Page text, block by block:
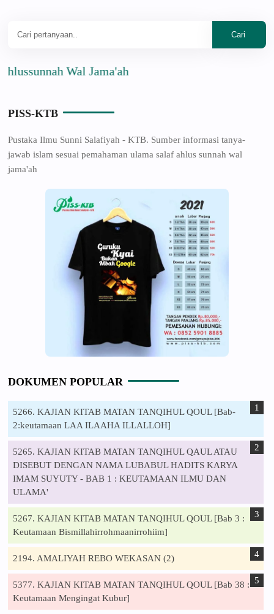
Wal Jama'ah
PISS-KTB
Pustaka Ilmu Sunni Salafiyah - KTB. Sumber informasi tanya-
jawab islam sesuai pemahaman ulama salaf ahlus sunnah wal
jama'ah
DOKUMEN POPULAR
5266. KAJIAN KITAB MATAN TANQIHUL QOUL [Bab-
2:keutamaan LAA ILAAHA ILLALLOH]
5265. KAJIAN KITAB MATAN TANQIHUL QAUL ATAU
DISEBUT DENGAN NAMA LUBABUL HADITS KARYA
IMAM SUYUTY - BAB 1 : KEUTAMAAN ILMU DAN
ULAMA'
5267. KAJIAN KITAB MATAN TANQIHUL QOUL [Bab 3 :
Keutamaan Bismillahirrohmaanirrohiim]
2194. AMALIYAH REBO WEKASAN (2)
5377. KAJIAN KITAB MATAN TANQIHUL QOUL [Bab 38 :
Keutamaan Mengingat Kubur]